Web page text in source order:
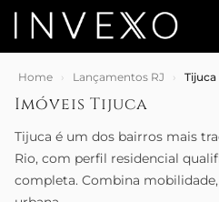
Home › Lançamentos RJ › Tijuca
Imóveis Tijuca
Tijuca é um dos bairros mais
Rio, com perfil residencial
completa. Combina